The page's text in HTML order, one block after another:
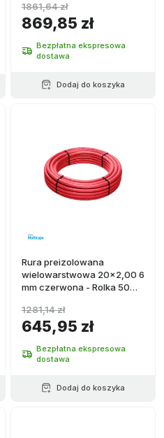
869,85 zł
1861,64 zł
Bezpłatna ekspresowa
dostawa
Dodaj do koszyka
Rura preizolowana
wielowarstwowa 20x2,00 6
mm czerwona - Rolka 50
645,95 zł
1281,14 zł
Bezpłatna ekspresowa
dostawa
Dodaj do koszyka